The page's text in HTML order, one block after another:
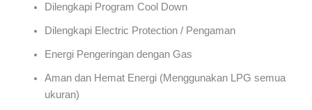
Dilengkapi Program Cool Down
Dilengkapi Electric Protection / Pengaman
Energi Pengeringan dengan Gas
Aman dan Hemat Energi (Menggunakan LPG semua
ukuran)